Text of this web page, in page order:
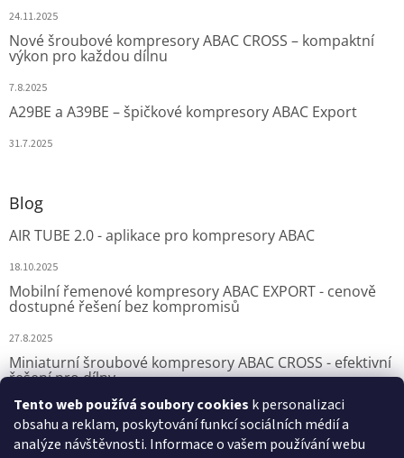
Tento web používá soubory cookies k personalizaci
obsahu a reklam, poskytování funkcí sociálních médií a
analýze návštěvnosti. Informace o vašem používání webu
24.11.2025
Nové šroubové kompresory ABAC CROSS – kompaktní
výkon pro každou dílnu
7.8.2025
A29BE a A39BE – špičkové kompresory ABAC Export
31.7.2025
Blog
AIR TUBE 2.0 - aplikace pro kompresory ABAC
18.10.2025
Mobilní řemenové kompresory ABAC EXPORT - cenově
dostupné řešení bez kompromisů
27.8.2025
Miniaturní šroubové kompresory ABAC CROSS - efektivní
řešení pro dílny
7.8.2025